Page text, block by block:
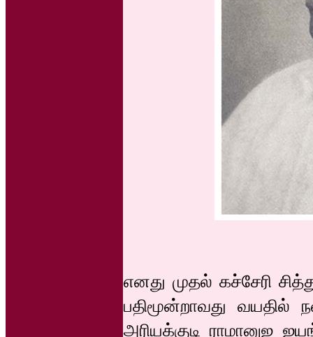
எனது முதல் கச்சேரி
பதிமூன்றாவது வயதில்
அரியக்குடி ராமானுஜ